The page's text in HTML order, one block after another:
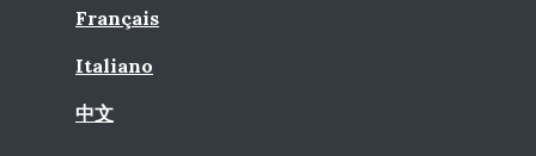
Français
Italiano
中文